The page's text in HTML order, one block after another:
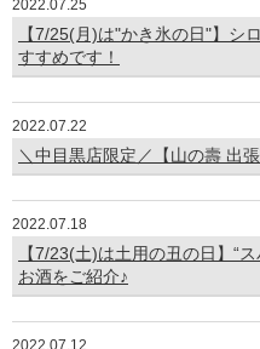
2022.07.25
【7/25(月)は"かき氷の日"】シ
すすめです！
2022.07.22
＼中目黒店限定／【山の壽 出
2022.07.18
【7/23(土)は土用の丑の日】“
お酒をご紹介♪
2022.07.12